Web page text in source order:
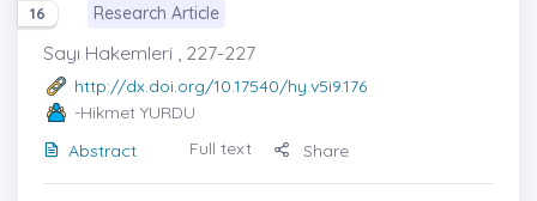
16 Research Article
Sayı Hakemleri , 227-227
http://dx.doi.org/10.17540/hy.v5i9.176
-Hikmet YURDU
Abstract
Full text Share